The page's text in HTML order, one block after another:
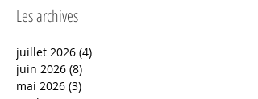
concrète pour concevoir et bâtir des structures à
déchets, et parfois à moindre coût. Contrairement
aux techniques traditionnelles, cette technologie
repose sur une logique inverse : on imprime
Les archives
juillet 2026 (4)